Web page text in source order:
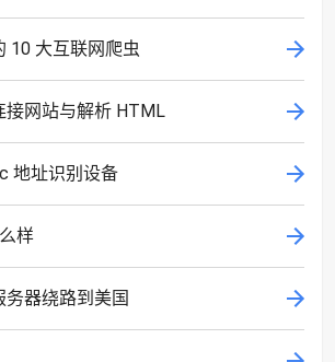
10 大互联网爬虫
接网站与解析 HTML
地址识别设备
样
器绕路到美国